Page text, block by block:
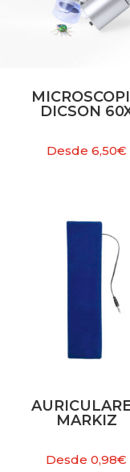
DICSON
Desde 6,50€
MARKIZ
Desde0,98€